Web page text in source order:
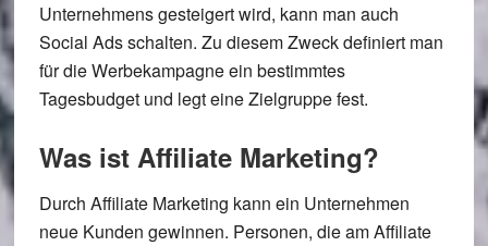
Unternehmens gesteigert wird, kann man auch
Social Ads schalten. Zu diesem Zweck definiert man
für die Werbekampagne ein bestimmtes
Tagesbudget und legt eine Zielgruppe fest.
Was ist Affiliate Marketing?
Durch Affiliate Marketing kann ein Unternehmen
neue Kunden gewinnen. Personen, die am Affiliate